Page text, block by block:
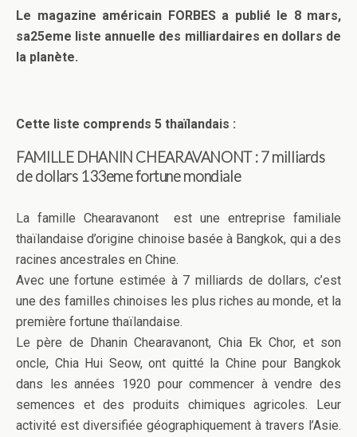
Le magazine américain FORBES a publié le 8 mars,
sa25eme liste annuelle des milliardaires en dollars de
la planète.
Cette liste comprends 5 thaïlandais :
FAMILLE DHANIN CHEARAVANONT :7 milliards
de dollars 133eme fortune mondiale
La famille Chearavanont est une entreprise familiale
thaïlandaise d’origine chinoise basée à Bangkok, qui a des
racines ancestrales en Chine.
Avec une fortune estimée à 7 milliards de dollars, c’est
une des familles chinoises les plus riches au monde, et la
première fortune thaïlandaise.
Le père de Dhanin Chearavanont, Chia Ek Chor, et son
oncle, Chia Hui Seow, ont quitté la Chine pour Bangkok
dans les années 1920 pour commencer à vendre des
semences et des produits chimiques agricoles. Leur
activité est diversifiée géographiquement à travers l’Asie.